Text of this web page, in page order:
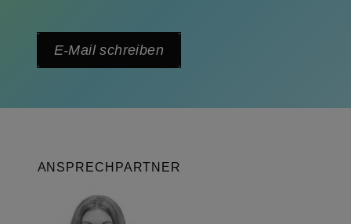
E-Mail schreiben
ANSPRECHPARTNER